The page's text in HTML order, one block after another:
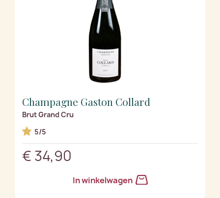
Champagne Gaston Collard
Brut Grand Cru
5/5
€ 34,90
In winkelwagen